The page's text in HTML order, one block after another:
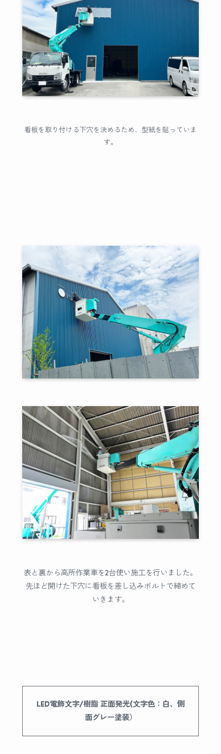
看板を取り付ける下穴を決めるため、型紙を貼っていま
す。
表と裏から高所作業車を2台使い施工を行いました。
先ほど開けた下穴に看板を差し込みボルトで締めて
いきます。
LED電飾文字/樹脂 正面発光(文字色：白、側
面グレー塗装）